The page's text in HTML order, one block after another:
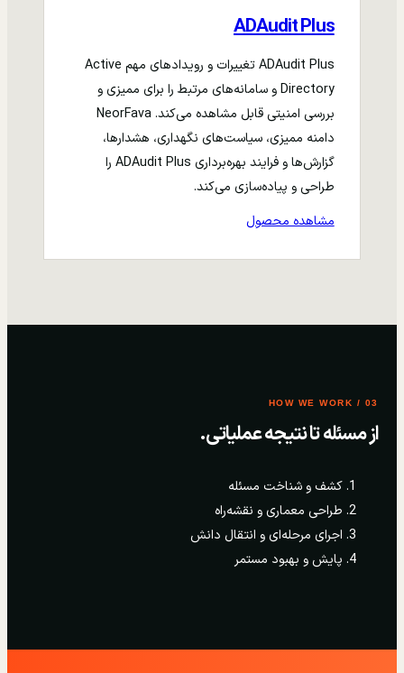
ADAudit Plus
ADAudit Plus تغییرات و رویدادهای مهم Active
Directory و سامانه‌های مرتبط را برای ممیزی و
بررسی امنیتی قابل مشاهده می‌کند. NeorFava
دامنه ممیزی، سیاست‌های نگهداری، هشدارها،
گزارش‌ها و فرایند بهره‌برداری ADAudit Plus را
طراحی و پیاده‌سازی می‌کند.
مشاهده محصول
03 / HOW WE WORK
از مسئله تا نتیجه عملیاتی.
کشف و شناخت مسئله
طراحی معماری و نقشه‌راه
اجرای مرحله‌ای و انتقال دانش
پایش و بهبود مستمر